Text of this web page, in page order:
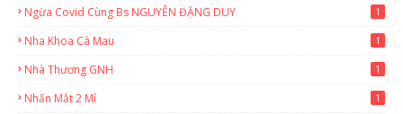
Ngừa Covid Cùng Bs NGUYỄN ĐẶNG DUY 1
Nha Khoa Cà Mau 1
Nhà Thương GNH 1
Nhấn Mắt 2 Mí 1